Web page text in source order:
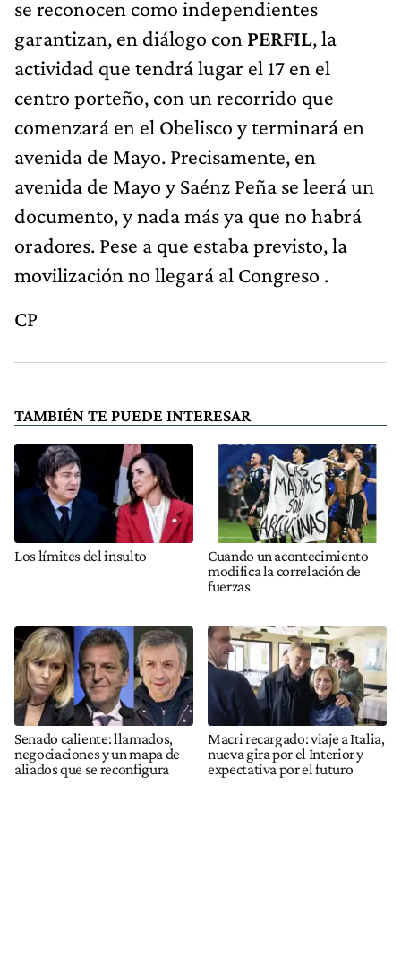
se reconocen como independientes
garantizan, en diálogo con PERFIL, la
actividad que tendrá lugar el 17 en el
centro porteño, con un recorrido que
comenzará en el Obelisco y terminará en
avenida de Mayo. Precisamente, en
avenida de Mayo y Saénz Peña se leerá un
documento, y nada más ya que no habrá
oradores. Pese a que estaba previsto, la
movilización no llegará al Congreso .
CP
TAMBIÉN TE PUEDE INTERESAR
Los límites del insulto
Cuando un acontecimiento
modifica la correlación de
fuerzas
Senado caliente: llamados,
negociaciones y un mapa de
aliados que se reconfigura
Macri recargado: viaje a Italia,
nueva gira por el Interior y
expectativa por el futuro